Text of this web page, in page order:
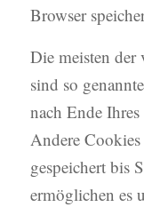
Browser
Die meisten der
sind so
nach Ende
Andere
gespeichert bis
ermöglichen es